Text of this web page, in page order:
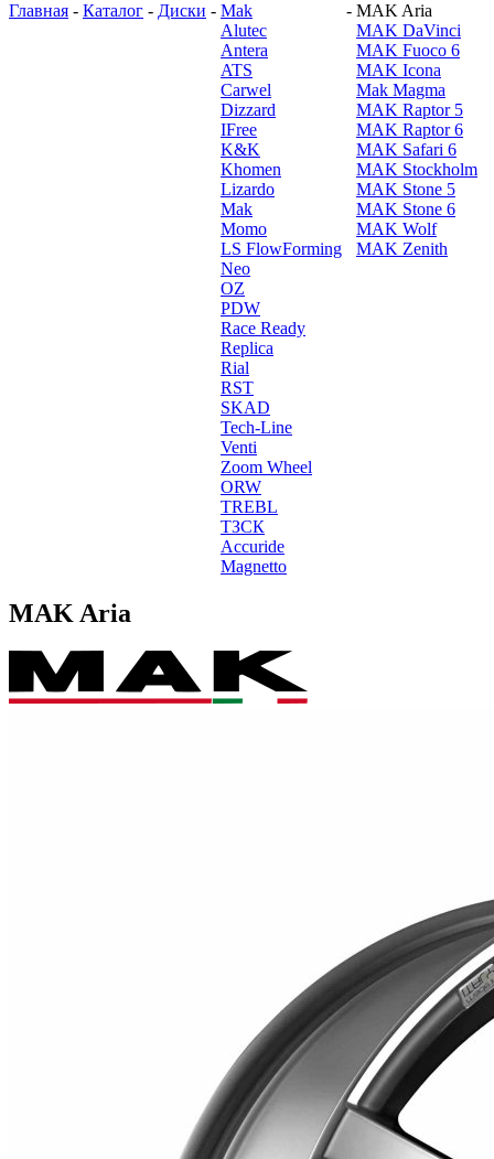
Главная - Каталог - Диски - Mak
Alutec
Antera
ATS
Carwel
Dizzard
IFree
K&K
Khomen
Lizardo
Mak
Momo
LS FlowForming
Neo
OZ
PDW
Race Ready
Replica
Rial
RST
SKAD
Tech-Line
Venti
Zoom Wheel
ORW
TREBL
ТЗСК
Accuride
Magnetto
- MAK Aria
MAK DaVinci
MAK Fuoco 6
MAK Icona
Mak Magma
MAK Raptor 5
MAK Raptor 6
MAK Safari 6
MAK Stockholm
MAK Stone 5
MAK Stone 6
MAK Wolf
MAK Zenith
MAK Aria